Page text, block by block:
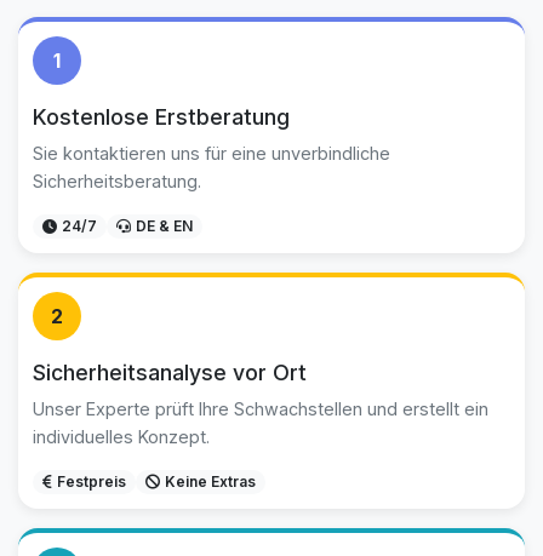
1
Kostenlose Erstberatung
Sie kontaktieren uns für eine unverbindliche
Sicherheitsberatung.
24/7 DE & EN
2
Sicherheitsanalyse vor Ort
Unser Experte prüft Ihre Schwachstellen und erstellt ein
individuelles Konzept.
Festpreis Keine Extras